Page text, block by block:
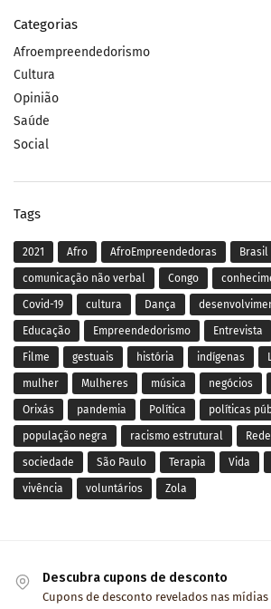
Categorias
Afroempreendedorismo
Cultura
Opinião
Saúde
Social
Tags
2021 Afro AfroEmpreendedoras Brasil
comunicação não verbal Congo
Covid-19 cultura Dança
Educação Empreendedorismo Entrevista
Filme gestuais história indígenas
mulher Mulheres música negócios
Orixás pandemia Política políticas
população negra racismo estrutural Rede
sociedade São Paulo Terapia Vida
vivência voluntários Zola
Descubra cupons de desconto
Cupons de desconto revelados nas